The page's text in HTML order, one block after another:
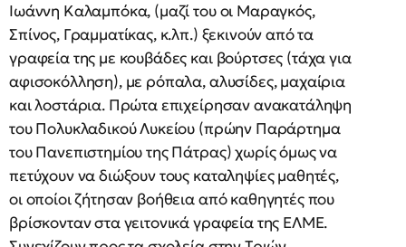
Iωάννη Kαλαμπόκα, (μαζί του οι Mαραγκός,
Σπίνος, Γραμματίκας, κ.λπ.) ξεκινούν από τα
γραφεία της με κουβάδες και βούρτσες (τάχα για
αφισοκόλληση), με ρόπαλα, αλυσίδες, μαχαίρια
και λοστάρια. Πρώτα επιχείρησαν ανακατάληψη
του Πολυκλαδικού Λυκείου (πρώην Παράρτημα
του Πανεπιστημίου της Πάτρας) χωρίς όμως να
πετύχουν να διώξουν τους καταληψίες μαθητές,
οι οποίοι ζήτησαν βοήθεια από καθηγητές που
βρίσκονταν στα γειτονικά γραφεία της EΛME.